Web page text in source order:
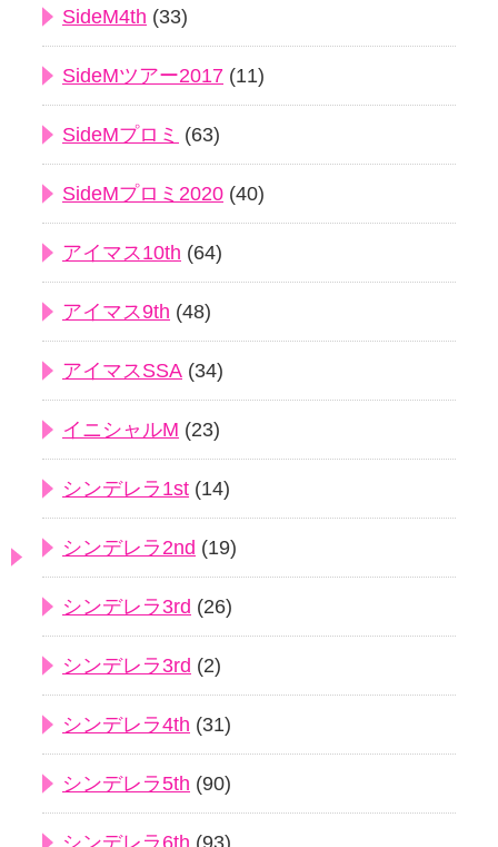
SideM4th (33)
SideMツアー2017 (11)
SideMプロミ (63)
SideMプロミ2020 (40)
アイマス10th (64)
アイマス9th (48)
アイマスSSA (34)
イニシャルM (23)
シンデレラ1st (14)
シンデレラ2nd (19)
シンデレラ3rd (26)
シンデレラ3rd (2)
シンデレラ4th (31)
シンデレラ5th (90)
シンデレラ6th (93)